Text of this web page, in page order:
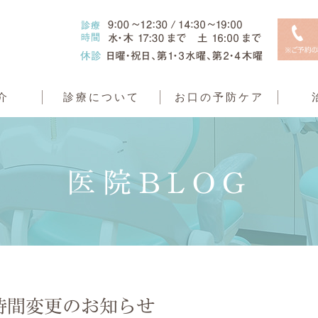
診療について お口の予防ケア
医院BLOG
間変更のお知らせ